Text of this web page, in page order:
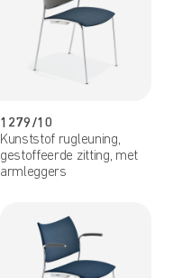
1279/10
Kunststof rugleuning,
gestoffeerde zitting, met
armleggers